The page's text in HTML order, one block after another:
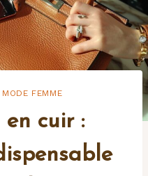
MODE FEMME
cuir :